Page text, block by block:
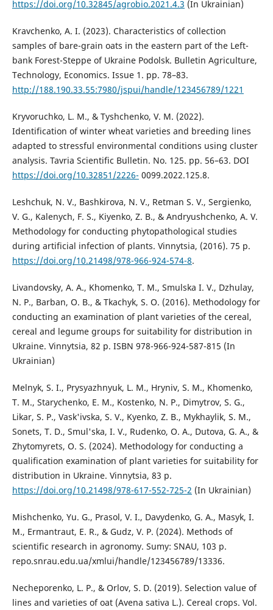
https://doi.org/10.32845/agrobio.2021.4.3 (In Ukrainian)
Kravchenko, A. I. (2023). Characteristics of collection
samples of bare-grain oats in the eastern part of the Left-
bank Forest-Steppe of Ukraine Podolsk. Bulletin Agriculture,
Technology, Economics. Issue 1. pp. 78–83.
http://188.190.33.55:7980/jspui/handle/123456789/1221
Kryvoruchko, L. M., & Tyshchenko, V. M. (2022).
Identification of winter wheat varieties and breeding lines
adapted to stressful environmental conditions using cluster
analysis. Tavria Scientific Bulletin. No. 125. pp. 56–63. DOI
https://doi.org/10.32851/2226- 0099.2022.125.8.
Leshchuk, N. V., Bashkirova, N. V., Retman S. V., Sergienko,
V. G., Kalenych, F. S., Kiyenko, Z. B., & Andryushchenko, A. V.
Methodology for conducting phytopathological studies
during artificial infection of plants. Vinnytsia, (2016). 75 p.
https://doi.org/10.21498/978-966-924-574-8.
Livandovsky, A. A., Khomenko, T. M., Smulska I. V., Dzhulay,
N. P., Barban, O. B., & Tkachyk, S. O. (2016). Methodology for
conducting an examination of plant varieties of the cereal,
cereal and legume groups for suitability for distribution in
Ukraine. Vinnytsia, 82 p. ISBN 978-966-924-587-815 (In
Ukrainian)
Melnyk, S. I., Prysyazhnyuk, L. M., Hryniv, S. M., Khomenko,
T. M., Starychenko, E. M., Kostenko, N. P., Dimytrov, S. G.,
Likar, S. P., Vask'ivska, S. V., Kyenko, Z. B., Mykhaylik, S. M.,
Sonets, T. D., Smul'ska, I. V., Rudenko, O. A., Dutova, G. A., &
Zhytomyrets, O. S. (2024). Methodology for conducting a
qualification examination of plant varieties for suitability for
distribution in Ukraine. Vinnytsia, 83 p.
https://doi.org/10.21498/978-617-552-725-2 (In Ukrainian)
Mishchenko, Yu. G., Prasol, V. I., Davydenko, G. A., Masyk, I.
M., Ermantraut, E. R., & Gudz, V. P. (2024). Methods of
scientific research in agronomy. Sumy: SNAU, 103 p.
repo.snrau.edu.ua/xmlui/handle/123456789/13336.
Necheporenko, L. P., & Orlov, S. D. (2019). Selection value of
lines and varieties of oat (Avena sativa L.). Cereal crops. Vol.